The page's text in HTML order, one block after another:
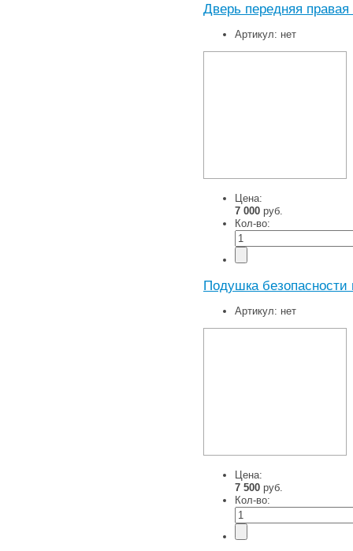
Дверь передняя
Артикул: нет
Цена:
7 000 руб.
Кол-во:
Подушка безопасности
Артикул: нет
Цена:
7 500 руб.
Кол-во: